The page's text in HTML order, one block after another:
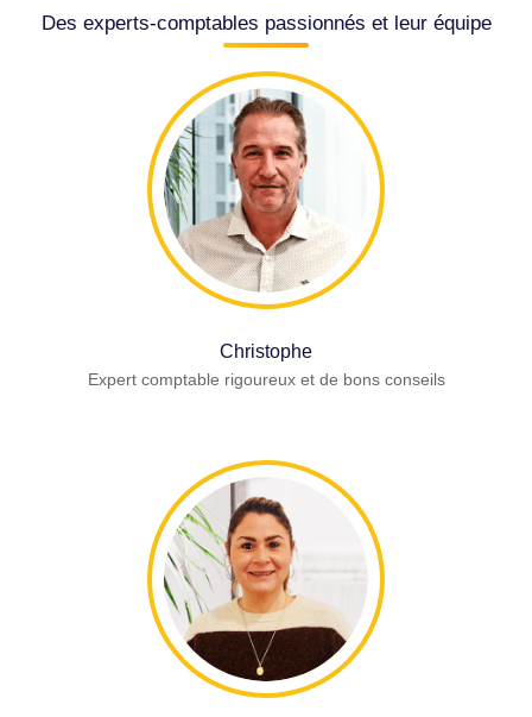
Des experts-comptables passionnés et leur équipe
Christophe
Expert comptable rigoureux et de bons conseils